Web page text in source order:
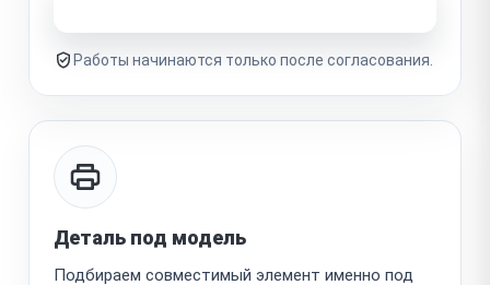
Работы начинаются только после согласования.
Деталь под модель
Подбираем совместимый элемент именно под